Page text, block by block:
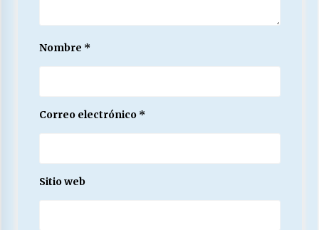
Nombre *
Correo electrónico *
Sitio web